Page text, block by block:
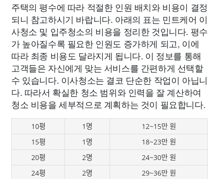
주택의 평수에 따라 적절한 인원 배치와 비용이 결정
되니 참고하시기 바랍니다. 아래의 표는 민트케어 이
사청소 및 입주청소의 비용을 정리한 것입니다. 평수
가 높아질수록 필요한 인원도 증가하게 되고, 이에
따라 최종 비용도 달라지게 됩니다. 이 정보를 통해
고객들은 자신에게 맞는 서비스를 간편하게 선택할
수 있습니다. 이사청소는 결코 단순한 작업이 아닙니
다. 따라서 확실한 청소 범위와 인력을 잘 계산하여
청소 비용을 세부적으로 계획하는 것이 필요합니다.
10평 1명
12~15만 원
15평
1명
18~23만 원
20평
2명
24~30만 원
24평
2명
29~36만 원